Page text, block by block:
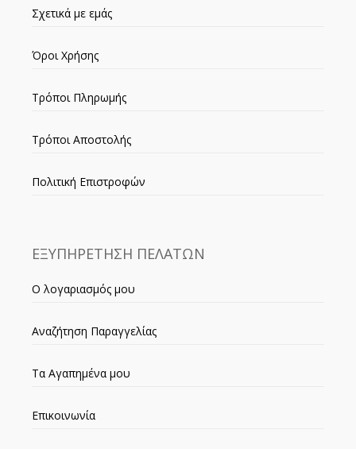
Σχετικά με εμάς
Όροι Χρήσης
Τρόποι Πληρωμής
Τρόποι Αποστολής
Πολιτική Επιστροφών
ΕΞΥΠΗΡΕΤΗΣΗ ΠΕΛΑΤΩΝ
Ο λογαριασμός μου
Αναζήτηση Παραγγελίας
Τα Αγαπημένα μου
Επικοινωνία